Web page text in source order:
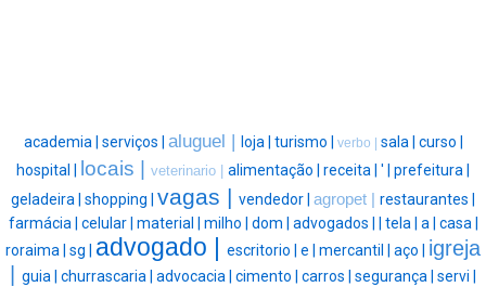
academia | serviços | aluguel | loja | turismo | verbo | sala | curso |
hospital | locais | veterinario | alimentação | receita | ' | prefeitura |
geladeira | shopping | vagas | vendedor | agropet | restaurantes |
farmácia | celular | material | milho | dom | advogados | | tela | a | casa |
roraima | sg | advogado | escritorio | e | mercantil | aço | igreja
| guia | churrascaria | advocacia | cimento | carros | segurança | servi |